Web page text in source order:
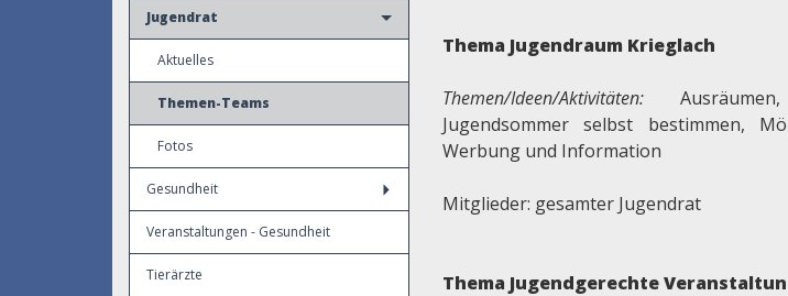
Jugendrat
Aktuelles
Themen-Teams
Fotos
Gesundheit
Veranstaltungen - Gesundheit
Tierärzte
Thema Jugendraum Krieglach
Themen/Ideen/Aktivitäten:
Jugendsommer selbst bestimmen,
Werbung und Information
Mitglieder: gesamter Jugendrat
Thema Jugendgerechte